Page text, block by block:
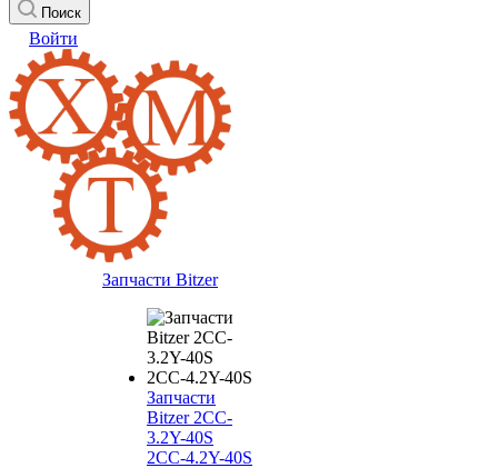
Поиск
Войти
Запчасти Bitzer
Запчасти
Bitzer 2CC-
3.2Y-40S
2CC-4.2Y-40S